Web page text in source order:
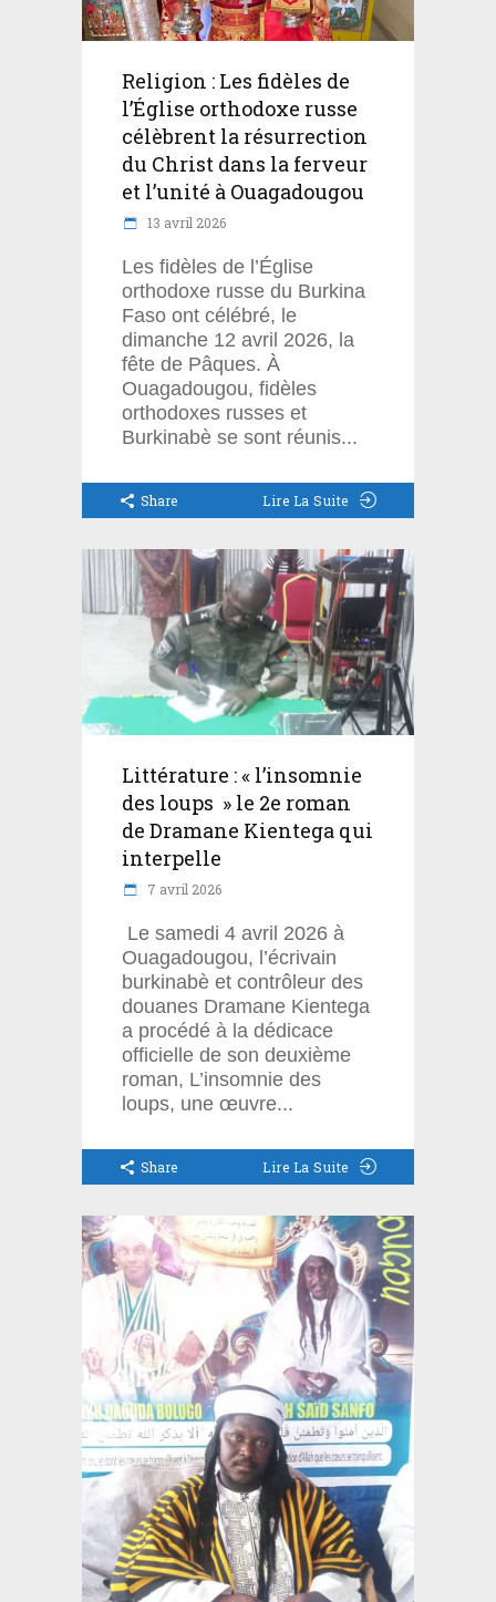
Religion : Les fidèles de
l’Église orthodoxe russe
célèbrent la résurrection
du Christ dans la ferveur
et l’unité à Ouagadougou
13 avril 2026
Les fidèles de l’Église
orthodoxe russe du Burkina
Faso ont célébré, le
dimanche 12 avril 2026, la
fête de Pâques. À
Ouagadougou, fidèles
orthodoxes russes et
Burkinabè se sont réunis
Share Lire La Suite
Littérature : « l’insomnie
des loups » le 2e roman
de Dramane Kientega qui
interpelle
7 avril 2026
Le samedi 4 avril 2026 à
Ouagadougou, l’écrivain
burkinabè et contrôleur des
douanes Dramane Kientega
a procédé à la dédicace
officielle de son deuxième
roman, L’insomnie des
loups, une œuvre
Share Lire La Suite